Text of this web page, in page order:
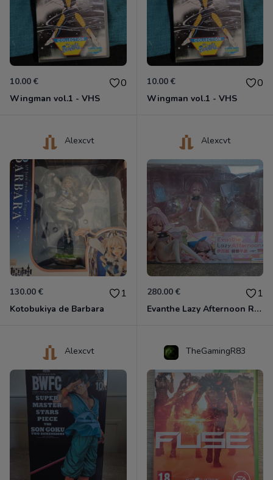
10.00 € 0
Wingman vol.1 - VHS
10.00 € 0
Wingman vol.1 - VHS
Alexcvt
130.00 € 1
Kotobukiya de Barbara
Alexcvt
280.00 € 1
Evanthe Lazy Afternoon Red Pride of Eden
Alexcvt TheGamingR83